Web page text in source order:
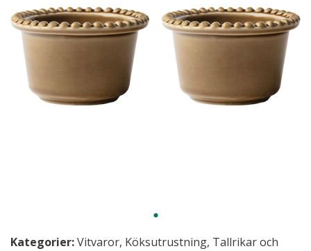
Kategorier:Vitvaror, Köksutrustning, Tallrikar och